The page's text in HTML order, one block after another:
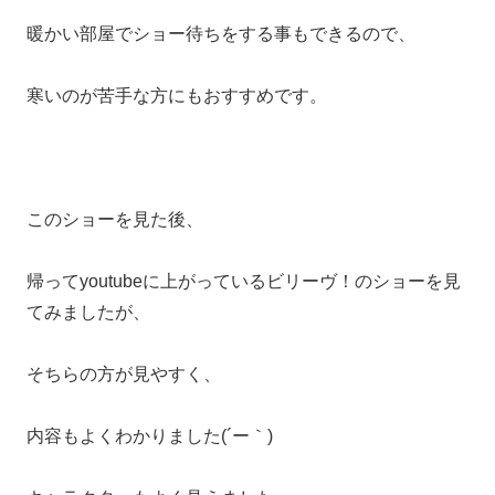
暖かい部屋でショー待ちをする事もできるので、
寒いのが苦手な方にもおすすめです。
このショーを見た後、
帰ってyoutubeに上がっているビリーヴ！のショーを見
てみましたが、
そちらの方が見やすく、
内容もよくわかりました(´ー｀)